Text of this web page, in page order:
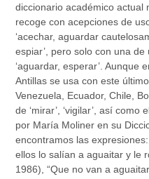
diccionario académico actual
recoge con acepciones de
‘acechar, aguardar
espiar’, pero solo con una
‘aguardar, esperar’. Aunque
Antillas se usa con este
Venezuela, Ecuador, Chile,
de ‘mirar’, ‘vigilar’, así como
por María Moliner en su
encontramos las
ellos lo salían a aguaitar y le
1986), “Que no van a